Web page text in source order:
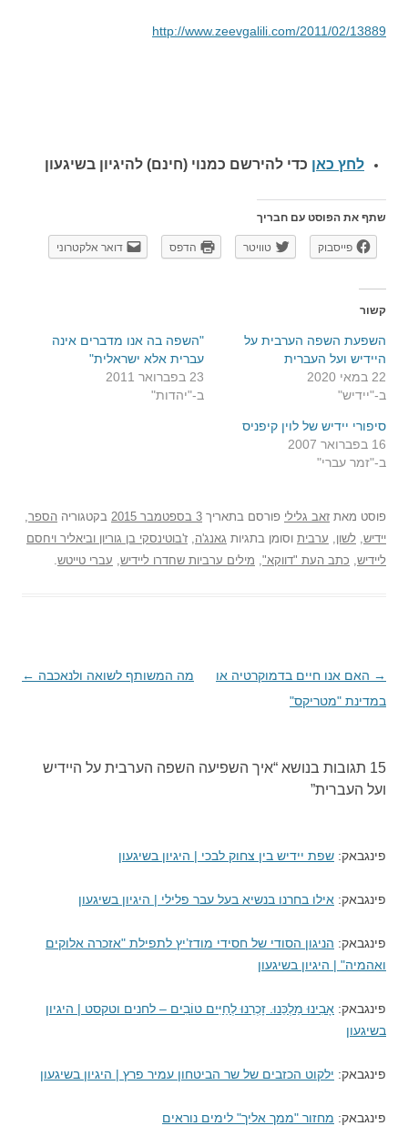
http://www.zeevgalili.com/2011/02/13889
לחץ כאן כדי להירשם כמנוי (חינם) להיגיון בשיגעון
שתף את הפוסט עם חבריך
פייסבוק טוויטר הדפס דואר אלקטרוני
קשור
השפעת השפה הערבית על
היידיש ועל העברית
22 במאי 2020
ב-"יידיש"
"השפה בה אנו מדברים אינה
עברית אלא ישראלית"
23 בפברואר 2011
ב-"יהדות"
סיפורי יידיש של לוין קיפניס
16 בפברואר 2007
ב-"זמר עברי"
פוסט מאת זאב גלילי פורסם בתאריך 3 בספטמבר 2015 בקטגוריה הספר
יידיש לשון ערבית וסומן בתגיות גאנג'ה ז'בוטינסקי בן גוריון וביאליר ויחסם
ליידיש כתב העת "דווקא" מילים ערביות שחדרו ליידיש עברי טייטש
ניווט
בפוסטים
→ האם אנו חיים בדמוקרטיה או
במדינת "מטריקס"
מה המשותף לשואה ולנאכבה ←
15 תגובות בנושא “
איך השפיעה השפה הערבית על היידיש
ועל העברית”
פינגבאק: שפת יידיש בין צחוק לבכי | היגיון בשיגעון
פינגבאק: אילו בחרנו בנשיא בעל עבר פלילי | היגיון בשיגעון
פינגבאק: הניגון הסודי של חסידי מודז’יץ לתפילת "אזכרה אלוקים
ואהמיה" | היגיון בשיגעון
פינגבאק: אָבִינוּ מַלְכֵּנוּ. זָכְרֵנוּ לְחַיִּים טוֹבִים – לחנים וטקסט | היגיון
בשיגעון
פינגבאק: ילקוט הכזבים של שר הביטחון עמיר פרץ | היגיון בשיגעון
פינגבאק: מחזור "ממך אליך" לימים נוראים